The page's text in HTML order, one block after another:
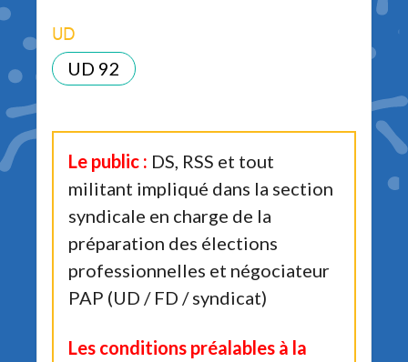
UD
UD 92
Le public : DS, RSS et tout
militant impliqué dans la section
syndicale en charge de la
préparation des élections
professionnelles et négociateur
PAP (UD / FD / syndicat)
Les conditions préalables à la